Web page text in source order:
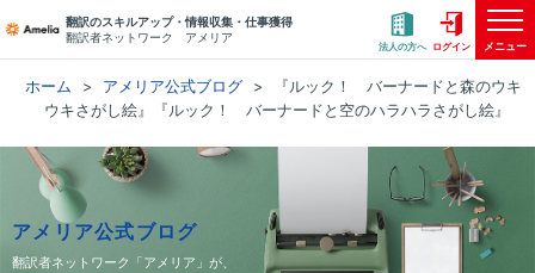
翻訳のスキルアップ・情報収集・仕事獲得
翻訳者ネットワーク アメリア
法人の方へ ログイン メニュー
ホーム アメリア公式ブログ
『ルック！ バーナードと森のウキ
ウキさがし絵』『ルック！ バーナードと空のハラハラさがし絵』
アメリア公式ブログ
翻訳者ネットワーク「アメリア」が、